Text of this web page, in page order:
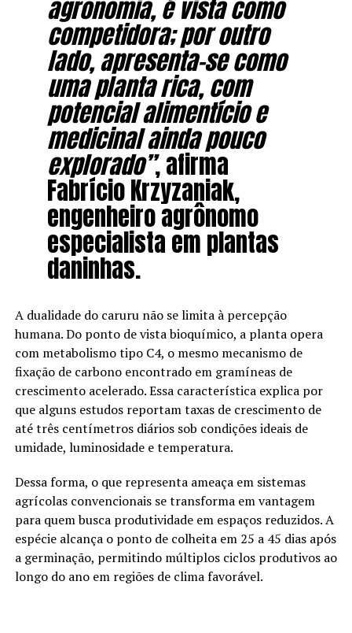
agronomia, é vista como
competidora; por outro
lado, apresenta-se como
uma planta rica, com
potencial alimentício e
medicinal ainda pouco
explorado”, afirma
Fabrício Krzyzaniak,
engenheiro agrônomo
especialista em plantas
daninhas.
A dualidade do caruru não se limita à percepção
humana. Do ponto de vista bioquímico, a planta opera
com metabolismo tipo C4, o mesmo mecanismo de
fixação de carbono encontrado em gramíneas de
crescimento acelerado. Essa característica explica por
que alguns estudos reportam taxas de crescimento de
até três centímetros diários sob condições ideais de
umidade, luminosidade e temperatura.
Dessa forma, o que representa ameaça em sistemas
agrícolas convencionais se transforma em vantagem
para quem busca produtividade em espaços reduzidos. A
espécie alcança o ponto de colheita em 25 a 45 dias após
a germinação, permitindo múltiplos ciclos produtivos ao
longo do ano em regiões de clima favorável.